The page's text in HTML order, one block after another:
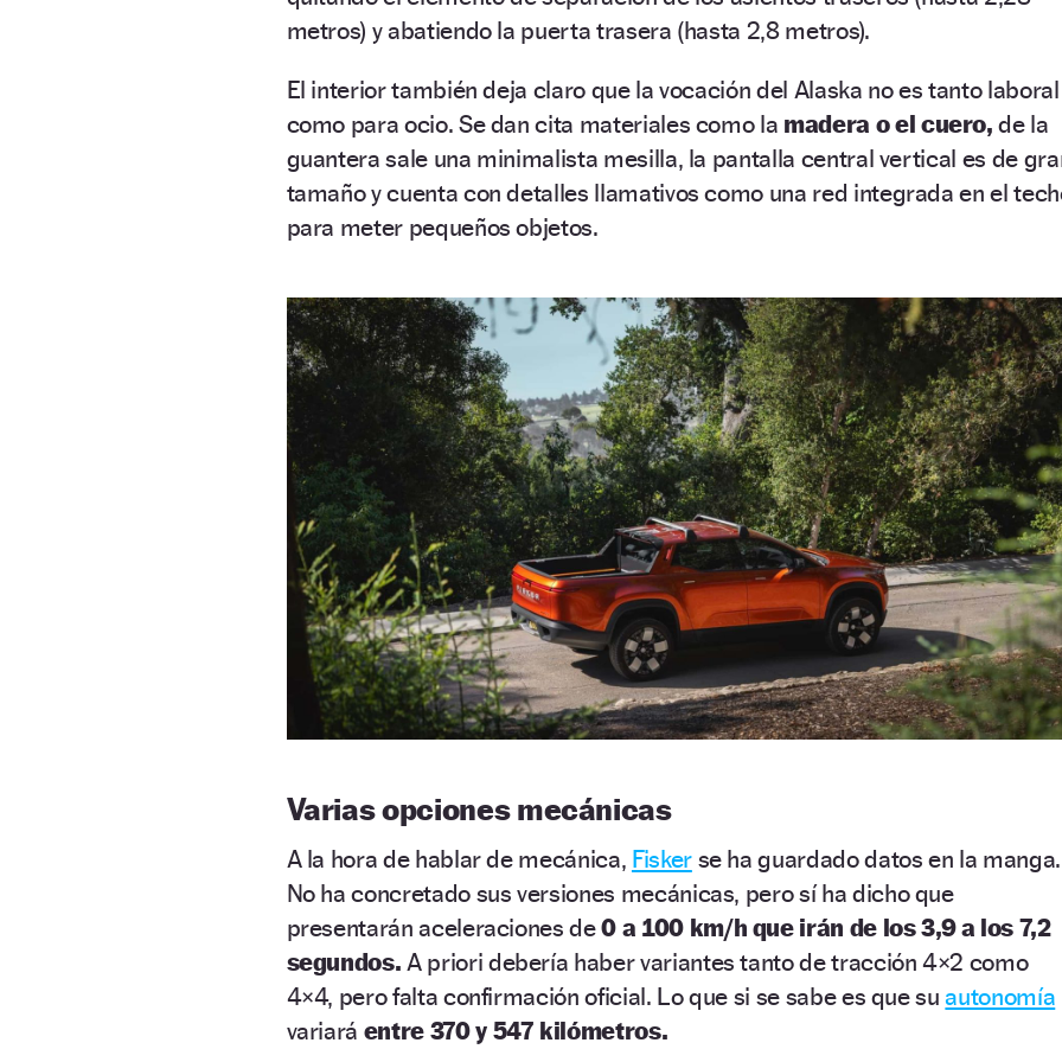
metros) y abatiendo la puerta trasera (hasta 2,8 metros).
El interior también deja claro que la vocación del Alaska no es tanto laboral
como para ocio. Se dan cita materiales como la madera o el cuero, de la
guantera sale una minimalista mesilla, la pantalla central vertical es de
tamaño y cuenta con detalles llamativos como una red integrada en el
para meter pequeños objetos.
Varias opciones mecánicas
A la hora de hablar de mecánica, Fiskerse ha guardado datos en la manga.
No ha concretado sus versiones mecánicas, pero sí ha dicho que
presentarán aceleraciones de0 a 100 km/h que irán de los 3,9 a los 7,2
segundos. A priori debería haber variantes tanto de tracción 4×2 como
4×4, pero falta confirmación oficial. Lo que si se sabe es que suautonomía
variará entre 370 y 547 kilómetros.